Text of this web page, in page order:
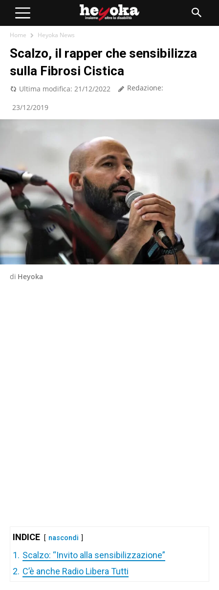
Home Heyoka News
Scalzo, il rapper che sensibilizza
sulla Fibrosi Cistica
Ultima modifica: 21/12/2022 Redazione:
23/12/2019
di Heyoka
INDICE nascondi
1. Scalzo: “Invito alla sensibilizzazione”
2. C’è anche Radio Libera Tutti